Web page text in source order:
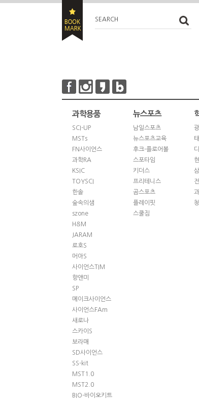
SEARCH
과학용품
SCI-UP
MSTs
FN사이언스
과학RA
KSIC
TOYSCI
한솔
숲속의샘
szone
H&M
JARAM
로호S
머아S
사이언스TIM
향앤미
SP
메이크사이언스
사이언스FAm
새로나
스카이S
보라매
SD사이언스
SS-kit
MST1.0
MST2.0
BIO-바이오키트
뉴스포츠
남일스포츠
뉴스포츠교육
후크-플로어볼
스포타임
키더스
프리테니스
곰스포츠
플레이핏
스쿨짐